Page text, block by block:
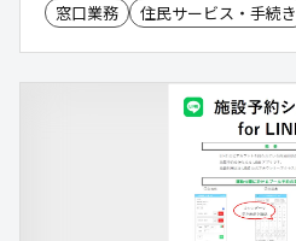
窓口業務 住民サービス・手続き